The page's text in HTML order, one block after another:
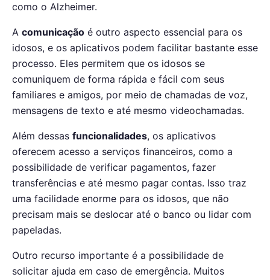
como o Alzheimer.
A comunicação é outro aspecto essencial para os
idosos, e os aplicativos podem facilitar bastante esse
processo. Eles permitem que os idosos se
comuniquem de forma rápida e fácil com seus
familiares e amigos, por meio de chamadas de voz,
mensagens de texto e até mesmo videochamadas.
Além dessas funcionalidades, os aplicativos
oferecem acesso a serviços financeiros, como a
possibilidade de verificar pagamentos, fazer
transferências e até mesmo pagar contas. Isso traz
uma facilidade enorme para os idosos, que não
precisam mais se deslocar até o banco ou lidar com
papeladas.
Outro recurso importante é a possibilidade de
solicitar ajuda em caso de emergência. Muitos